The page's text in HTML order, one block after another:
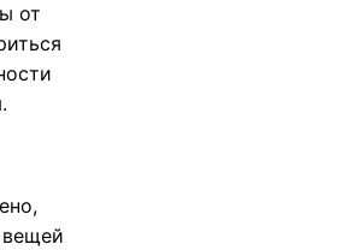
от
вещей